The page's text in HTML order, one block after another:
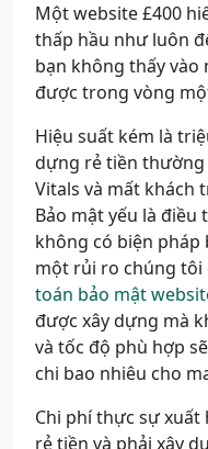
Một website £400
thấp hầu như luôn
bạn không thấy vào
được trong vòng
Hiệu suất kém là
dựng rẻ tiền thường
Vitals và mất khách
Bảo mật yếu là
không có biện pháp
một rủi ro chúng tôi
toán bảo mật
được xây dựng mà
và tốc độ phù hợp
chi bao nhiêu cho
Chi phí thực sự
rẻ tiền và phải xây